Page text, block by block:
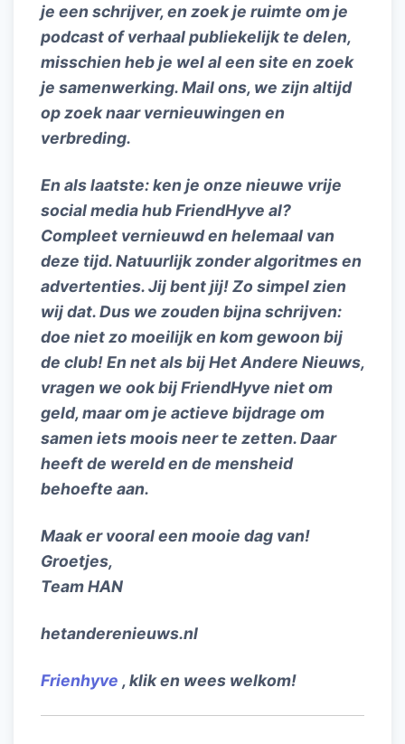
je een schrijver, en zoek je ruimte om je
podcast of verhaal publiekelijk te delen,
misschien heb je wel al een site en zoek
je samenwerking. Mail ons, we zijn altijd
op zoek naar vernieuwingen en
verbreding.
En als laatste: ken je onze nieuwe vrije
social media hub FriendHyve al?
Compleet vernieuwd en helemaal van
deze tijd. Natuurlijk zonder algoritmes en
advertenties. Jij bent jij! Zo simpel zien
wij dat. Dus we zouden bijna schrijven:
doe niet zo moeilijk en kom gewoon bij
de club! En net als bij Het Andere Nieuws,
vragen we ook bij FriendHyve niet om
geld, maar om je actieve bijdrage om
samen iets moois neer te zetten. Daar
heeft de wereld en de mensheid
behoefte aan.
Maak er vooral een mooie dag van!
Groetjes,
Team HAN
hetanderenieuws.nl
Frienhyve , klik en wees welkom!